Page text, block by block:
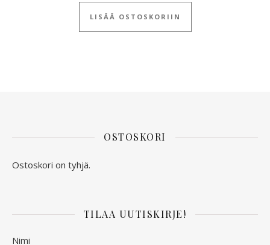
LISÄÄ OSTOSKORIIN
OSTOSKORI
Ostoskori on tyhjä.
TILAA UUTISKIRJE!
Nimi